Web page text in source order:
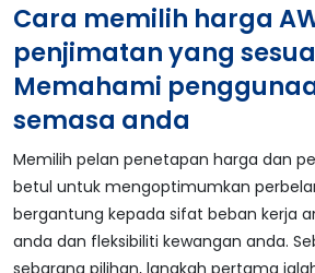
Cara memilih harga
penjimatan yang
Memahami
semasa anda
Memilih pelan penetapan harga dan
betul untuk mengoptimumkan
bergantung kepada sifat beban kerja
anda dan fleksibiliti kewangan anda.